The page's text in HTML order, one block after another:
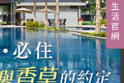
、14:30、15:30、16:30